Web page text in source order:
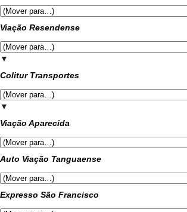
Viação Resendense
▼
Colitur Transportes
▼
Viação Aparecida
Auto Viação Tanguaense
Expresso São Francisco